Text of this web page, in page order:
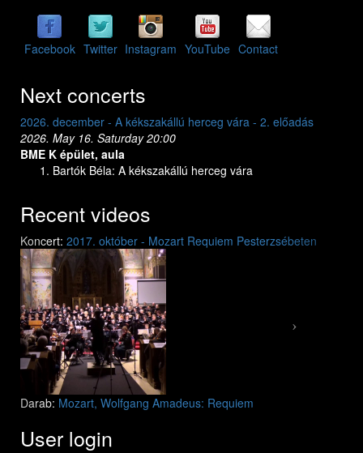
Facebook Twitter Instagram YouTube Contact
Next concerts
2026. december - A kékszakállú herceg vára - 2. előadás
2026. May 16. Saturday 20:00
BME K épület, aula
Bartók Béla: A kékszakállú herceg vára
Recent videos
Koncert: 2017. október - Mozart Requiem Pesterzsébeten
Mozart: Requiem
Mozart: Requiem
Darab: Mozart, Wolfgang Amadeus: Requiem
Previous Next
User login